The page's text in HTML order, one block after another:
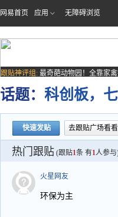
网易首页 应用 无障碍浏览
跟贴神评组: 最奇葩动物园！全靠家
场子
话题： 科创板，七
快速发贴 去跟贴广场看看
热门跟贴 (跟贴1条 有1人参与
火星网友
环保为主